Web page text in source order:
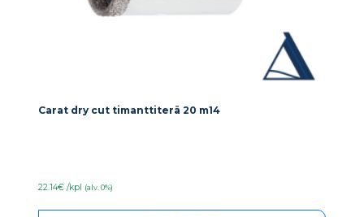
Carat dry cut timanttiterä 20 m14
22.14€ /kpl (alv. 0%)